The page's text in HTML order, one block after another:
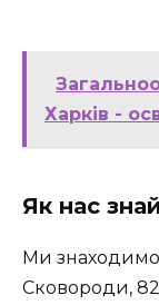
Харків -
Як нас
Ми
Сковороди, 82,